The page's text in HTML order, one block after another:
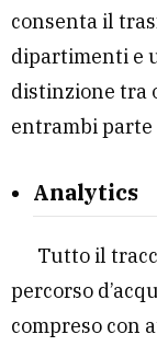
consenta il
dipartimenti e
distinzione tra
entrambi parte
Analytics
Tutto il
percorso
compreso con